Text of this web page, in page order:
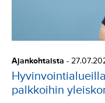
Ajankohtaista -
palkkoihin